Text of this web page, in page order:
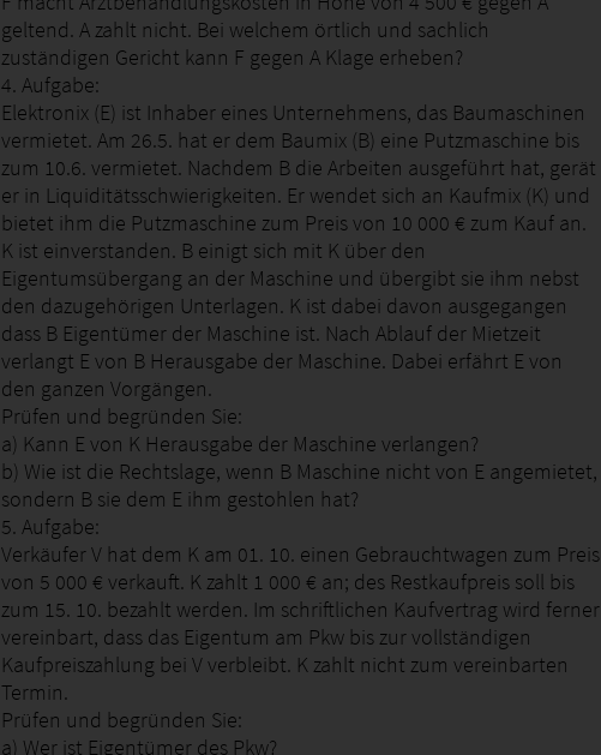
geltend. A zahlt nicht. Bei welchem örtlich und sachlich
zuständigen Gericht kann F gegen A Klage erheben?
4. Aufgabe:
Elektronix (E) ist Inhaber eines Unternehmens, das Baumaschinen
vermietet. Am 26.5. hat er dem Baumix (B) eine Putzmaschine bis
zum 10.6. vermietet. Nachdem B die Arbeiten ausgeführt hat, gerät
er in Liquiditätsschwierigkeiten. Er wendet sich an Kaufmix (K) und
bietet ihm die Putzmaschine zum Preis von 10 000 € zum Kauf an.
K ist einverstanden. B einigt sich mit K über den
Eigentumsübergang an der Maschine und übergibt sie ihm nebst
den dazugehörigen Unterlagen. K ist dabei davon ausgegangen
dass B Eigentümer der Maschine ist. Nach Ablauf der Mietzeit
verlangt E von B Herausgabe der Maschine. Dabei erfährt E von
den ganzen Vorgängen.
Prüfen und begründen Sie:
a) Kann E von K Herausgabe der Maschine verlangen?
b) Wie ist die Rechtslage, wenn B Maschine nicht von E angemietet,
sondern B sie dem E ihm gestohlen hat?
5. Aufgabe:
Verkäufer V hat dem K am 01. 10. einen Gebrauchtwagen zum Preis
von 5 000 € verkauft. K zahlt 1 000 € an; des Restkaufpreis soll bis
zum 15. 10. bezahlt werden. Im schriftlichen Kaufvertrag wird ferner
vereinbart, dass das Eigentum am Pkw bis zur vollständigen
Kaufpreiszahlung bei V verbleibt. K zahlt nicht zum vereinbarten
Termin.
Prüfen und begründen Sie:
a) Wer ist Eigentümer des Pkw?